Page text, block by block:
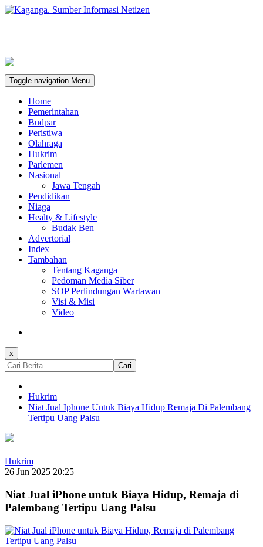
Toggle navigation Menu
Home
Pemerintahan
Budpar
Peristiwa
Olahraga
Hukrim
Parlemen
Nasional
Jawa Tengah
Pendidikan
Niaga
Healty & Lifestyle
Budak Ben
Advertorial
Index
Tambahan
Tentang Kaganga
Pedoman Media Siber
SOP Perlindungan Wartawan
Visi & Misi
Video
x
Cari
Hukrim
Niat Jual Iphone Untuk Biaya Hidup Remaja Di Palembang
Tertipu Uang Palsu
Hukrim
26 Jun 2025 20:25
Niat Jual iPhone untuk Biaya Hidup, Remaja di
Palembang Tertipu Uang Palsu